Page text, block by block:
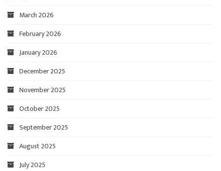
March 2026
February 2026
January 2026
December 2025
November 2025
October 2025
September 2025
August 2025
July 2025